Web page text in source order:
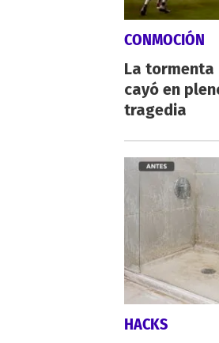
CONMOCIÓN
La tormenta
cayó en
tragedia
HACKS